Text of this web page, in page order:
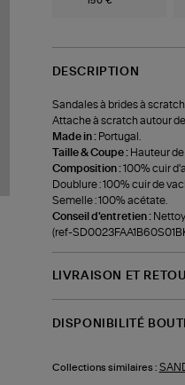
DESCRIPTION
Sandales à brides à
Attache à scratch autour
Made in : Portugal.
Taille & Coupe : Hauteur de
Composition :100% cuir
Doublure : 100% cuir de
Semelle : 100% acétate.
Conseil d'entretien :
(ref-
LIVRAISON ET
DISPONIBILITÉ
Collections similaires :